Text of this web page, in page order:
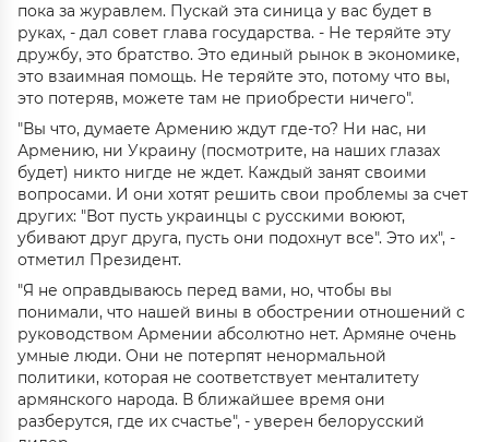
пока за журавлем. Пускай эта синица у вас будет в
руках, - дал совет глава государства. - Не теряйте эту
дружбу, это братство. Это единый рынок в экономике,
это взаимная помощь. Не теряйте это, потому что вы,
это потеряв, можете там не приобрести ничего".
"Вы что, думаете Армению ждут где-то? Ни нас, ни
Армению, ни Украину (посмотрите, на наших глазах
будет) никто нигде не ждет. Каждый занят своими
вопросами. И они хотят решить свои проблемы за счет
других: "Вот пусть украинцы с русскими воюют,
убивают друг друга, пусть они подохнут все". Это их", -
отметил Президент.
"Я не оправдываюсь перед вами, но, чтобы вы
понимали, что нашей вины в обострении отношений с
руководством Армении абсолютно нет. Армяне очень
умные люди. Они не потерпят ненормальной
политики, которая не соответствует менталитету
армянского народа. В ближайшее время они
разберутся, где их счастье", - уверен белорусский